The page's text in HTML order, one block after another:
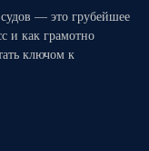
— это грубейшее
и как грамотно
ключом к